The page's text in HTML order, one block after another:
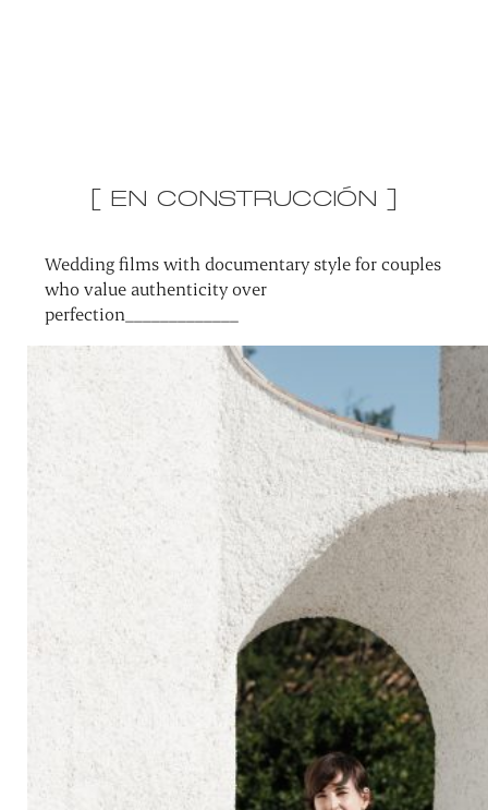
[ EN CONSTRUCCIÓN ]
Wedding films with documentary style for couples
who value authenticity over
perfection_____________